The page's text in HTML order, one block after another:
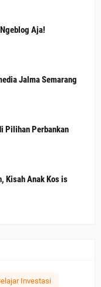
Aja!
Jalma Semarang
Pilihan Perbankan
Kisah Anak Kos is
Investasi